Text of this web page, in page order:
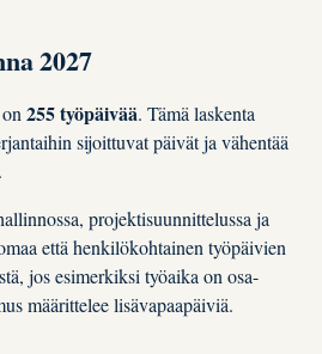
2027
255 työpäivää. Tämä laskenta
sijoittuvat päivät ja vähentää
projektisuunnittelussa ja
että henkilökohtainen työpäivien
jos esimerkiksi työaika on osa-
määrittelee lisävapaapäiviä.